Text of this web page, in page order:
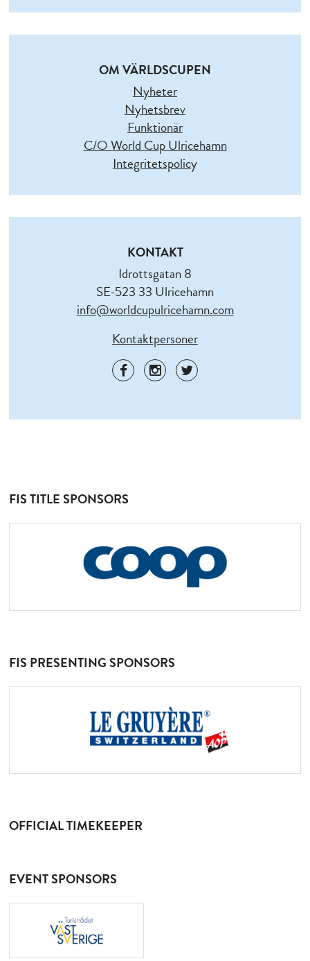
OM VÄRLDSCUPEN
Nyheter
Nyhetsbrev
Funktionär
C/O World Cup Ulricehamn
Integritetspolicy
KONTAKT
Idrottsgatan 8
SE-523 33 Ulricehamn
info@worldcupulricehamn.com
Kontaktpersoner
FIS TITLE SPONSORS
FIS PRESENTING SPONSORS
OFFICIAL TIMEKEEPER
EVENT SPONSORS